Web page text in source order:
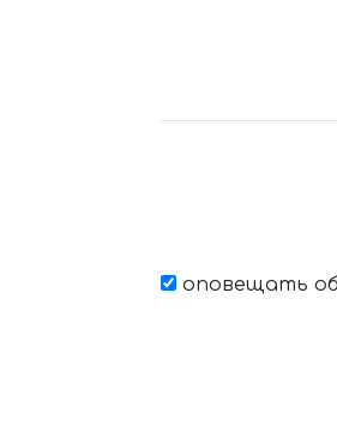
оповещать